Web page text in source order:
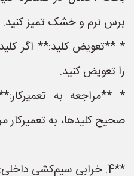
برس نرم و خشک تمیز کنید.
* **تعویض کلید:** اگر
را تعویض کنید.
* **مراجعه به
صحیح کلیدها، به تعمیرکار
**4. خرابی سیم‌کشی داخلی:**